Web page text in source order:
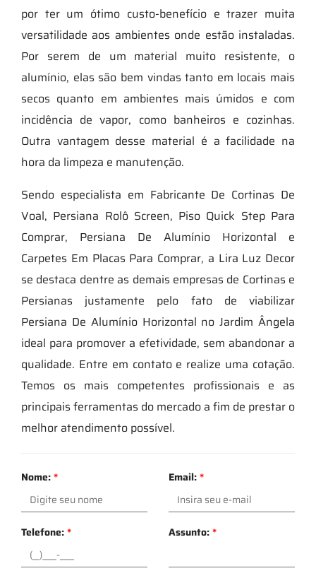
por ter um ótimo custo-benefício e trazer muita
versatilidade aos ambientes onde estão instaladas.
Por serem de um material muito resistente, o
alumínio, elas são bem vindas tanto em locais mais
secos quanto em ambientes mais úmidos e com
incidência de vapor, como banheiros e cozinhas.
Outra vantagem desse material é a facilidade na
hora da limpeza e manutenção.
Sendo especialista em Fabricante De Cortinas De
Voal, Persiana Rolô Screen, Piso Quick Step Para
Comprar, Persiana De Alumínio Horizontal e
Carpetes Em Placas Para Comprar, a Lira Luz Decor
se destaca dentre as demais empresas de Cortinas e
Persianas justamente pelo fato de viabilizar
Persiana De Alumínio Horizontal no Jardim Ângela
ideal para promover a efetividade, sem abandonar a
qualidade. Entre em contato e realize uma cotação.
Temos os mais competentes profissionais e as
principais ferramentas do mercado a fim de prestar o
melhor atendimento possível.
Nome:* Email:*
Telefone:* Assunto:*